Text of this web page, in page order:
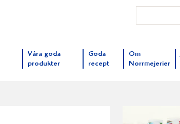
Våra goda
produkter
Goda
recept
Om
Norrmejerier